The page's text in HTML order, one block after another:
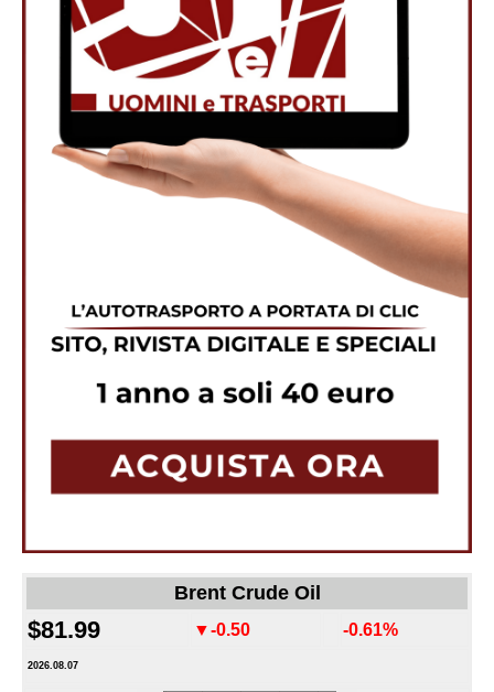
Brent Crude Oil
$81.99 ▼-0.50 -0.61%
2026.08.07